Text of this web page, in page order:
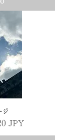
ジ
de oferta
JPY